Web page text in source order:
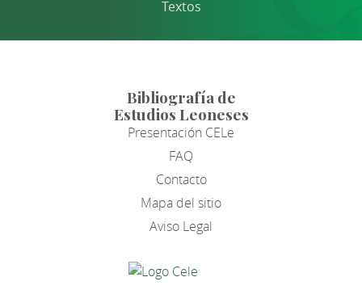
Textos
Bibliografía de
Estudios Leoneses
Presentación CELe
FAQ
Contacto
Mapa del sitio
Aviso Legal